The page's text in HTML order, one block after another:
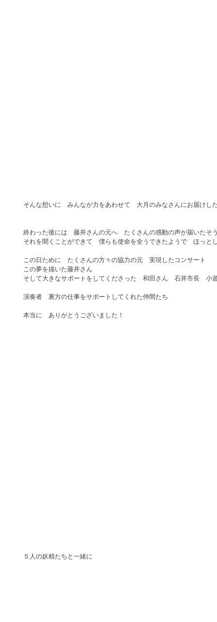
そんな想いに　みんなが力をあわせて　大月のみなさんにお届けし
終わった後には　藤井さんの元へ　たくさんの感動の声が届いたそ
それを聞くことができて　僕らも使命を全うできたようで　ほっと
この日ために　たくさんの方々の協力の元　実現したコンサート
この夢を描いた藤井さん
そして大きなサポートをしてくださった　和田さん　石井市長　小
演奏者　裏方の仕事をサポートしてくれた仲間たち
本当に　ありがとうございました！
５人の妖精たちと一緒に